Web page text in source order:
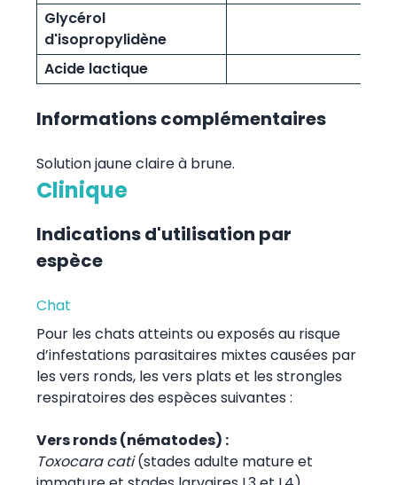
Glycérol
d'isopropylidène
Acide lactique
Informations complémentaires
Solution jaune claire à brune.
Clinique
Indications d'utilisation par
espèce
Chat
Pour les chats atteints ou exposés au risque
d’infestations parasitaires mixtes causées par
les vers ronds, les vers plats et les strongles
respiratoires des espèces suivantes :
Vers ronds (nématodes) :
Toxocara cati(stades adulte mature et